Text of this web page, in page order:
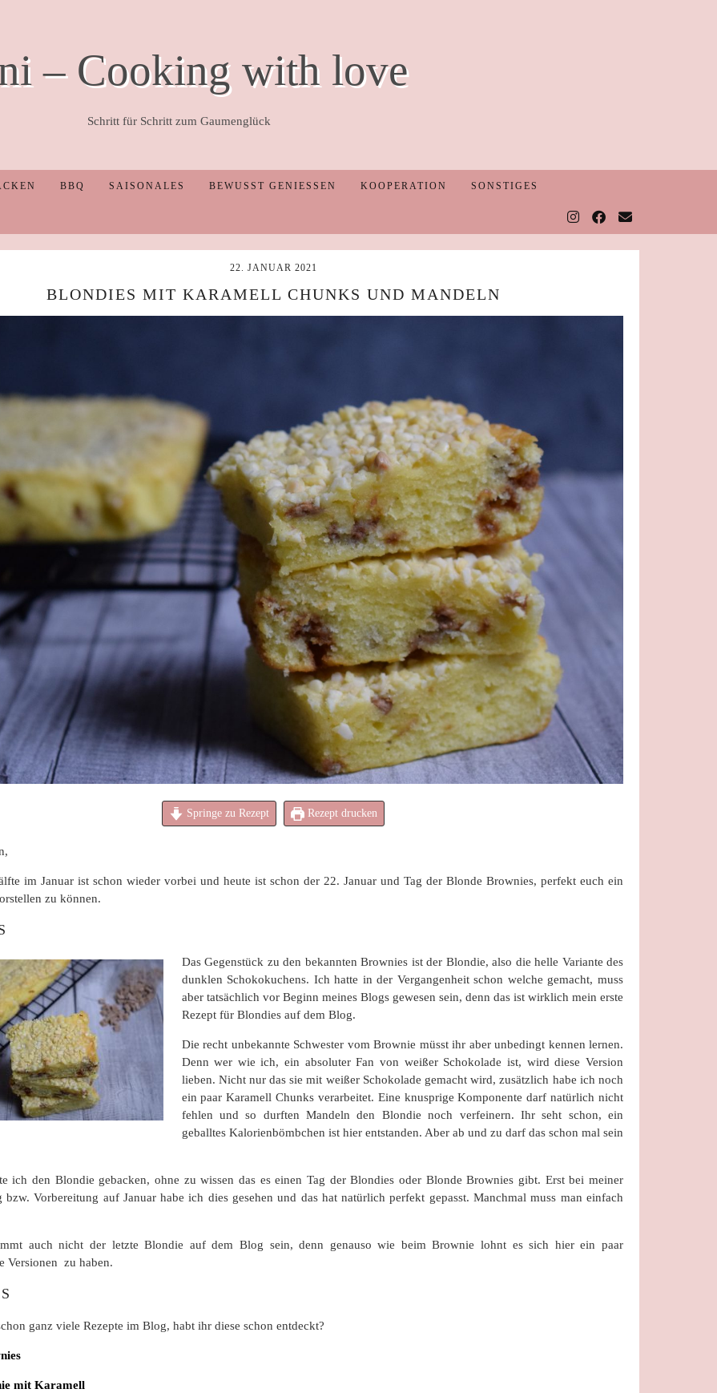
– Cooking with love
Schritt für Schritt zum Gaumenglück
BBQ SAISONALES BEWUSST GENIESSEN KOOPERATION SONSTIGES
22. JANUAR 2021
BLONDIES MIT KARAMELL CHUNKS UND MANDELN
Springe zu Rezept Rezept drucken
im Januar ist schon wieder vorbei und heute ist schon der 22. Januar und Tag der Blonde Brownies, perfekt euch ein
zu können.
Das Gegenstück zu den bekannten Brownies ist der Blondie, also die helle Variante des
dunklen Schokokuchens. Ich hatte in der Vergangenheit schon welche gemacht, muss
aber tatsächlich vor Beginn meines Blogs gewesen sein, denn das ist wirklich mein erste
Rezept für Blondies auf dem Blog.
Die recht unbekannte Schwester vom Brownie müsst ihr aber unbedingt kennen lernen.
Denn wer wie ich, ein absoluter Fan von weißer Schokolade ist, wird diese Version
lieben. Nicht nur das sie mit weißer Schokolade gemacht wird, zusätzlich habe ich noch
ein paar Karamell Chunks verarbeitet. Eine knusprige Komponente darf natürlich nicht
fehlen und so durften Mandeln den Blondie noch verfeinern. Ihr seht schon, ein
geballtes Kalorienbömbchen ist hier entstanden. Aber ab und zu darf das schon mal sein
ich den Blondie gebacken, ohne zu wissen das es einen Tag der Blondies oder Blonde Brownies gibt. Erst bei meiner
Vorbereitung auf Januar habe ich dies gesehen und das hat natürlich perfekt gepasst. Manchmal muss man einfach
auch nicht der letzte Blondie auf dem Blog sein, denn genauso wie beim Brownie lohnt es sich hier ein paar
Versionen zu haben.
ganz viele Rezepte im Blog, habt ihr diese schon entdeckt?
mit Karamell